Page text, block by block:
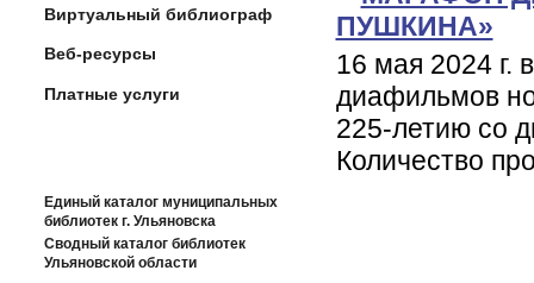
Виртуальный библиограф
Веб-ресурсы
Платные услуги
Единый каталог муниципальных
библиотек г. Ульяновска
Сводный каталог библиотек
Ульяновской области
ПУШКИНА»
16 мая 2024 г.
диафильмов
225-летию со
Количество